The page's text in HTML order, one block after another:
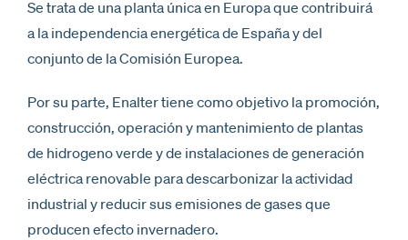
Se trata de una planta única en Europa que contribuirá
a la independencia energética de España y del
conjunto de la Comisión Europea.
Por su parte, Enalter tiene como objetivo la promoción,
construcción, operación y mantenimiento de plantas
de hidrogeno verde y de instalaciones de generación
eléctrica renovable para descarbonizar la actividad
industrial y reducir sus emisiones de gases que
producen efecto invernadero.